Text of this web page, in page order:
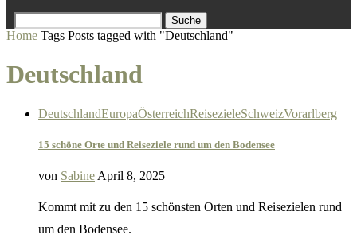
Suche
Home Tags Posts tagged with "Deutschland"
Deutschland
DeutschlandEuropaÖsterreichReisezieleSchweizVorarlberg
15 schöne Orte und Reiseziele rund um den Bodensee
von Sabine April 8, 2025
Kommt mit zu den 15 schönsten Orten und Reisezielen rund
um den Bodensee.